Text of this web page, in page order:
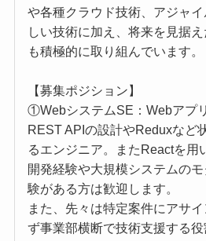
や各種クラウド技術、アジャ
しい技術に加え、将来を見据
も積極的に取り組んでいます。
【募集ポジション】
①WebシステムSE：Webアプ
REST APIの設計やReduxなど
るエンジニア。またReactを用
開発経験や大規模システムの
験がある方は歓迎します。
また、先々は特定案件にアサ
ず事業部横断で技術支援する